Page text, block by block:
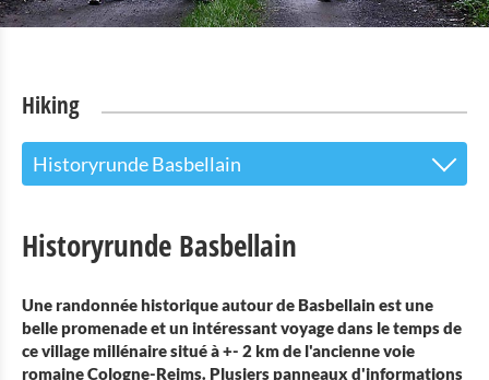
Hiking
Historyrunde Basbellain
Basbellain"
sentier de randonnée local TV 1
Historyrunde Basbellain
Une randonnée historique autour de Basbellain est une
belle promenade et un intéressant voyage dans le temps de
ce village millénaire situé à +- 2 km de l'ancienne voie
romaine Cologne-Reims. Plusiers panneaux d'informations